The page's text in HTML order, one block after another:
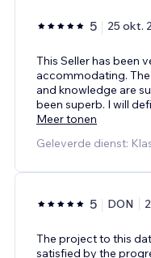
5 25 okt.
This Seller has been
accommodating.
and knowledge are
been superb. I will
Meer tonen
Geleverde dienst:
5 DON
The project to this
satisfied by the